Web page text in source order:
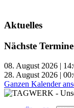
Aktuelles
Nächste Termine
08. August 2026 |
28. August 2026 |
Ganzen Kalender